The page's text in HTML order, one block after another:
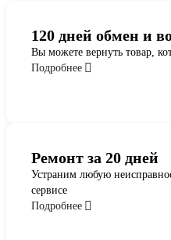
120 дней обмен и
Вы можете вернуть товар,
Подробнее
Ремонт за 20 дней
Устраним любую
сервисе
Подробнее